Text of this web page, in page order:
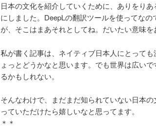
日本の文化を紹介していくために、ありをり
にしました。DeepLの翻訳ツールを使ってな
が、そこはまあそれとしてね。だいたい意味を
私が書く記事は、ネイティブ日本人にとって
ょっとどうかなと思います。でも世界は広い
るかもしれない。
そんなわけで、まだまだ知られていない日本
っていただけたら嬉しいなと思ってます。
＊＊